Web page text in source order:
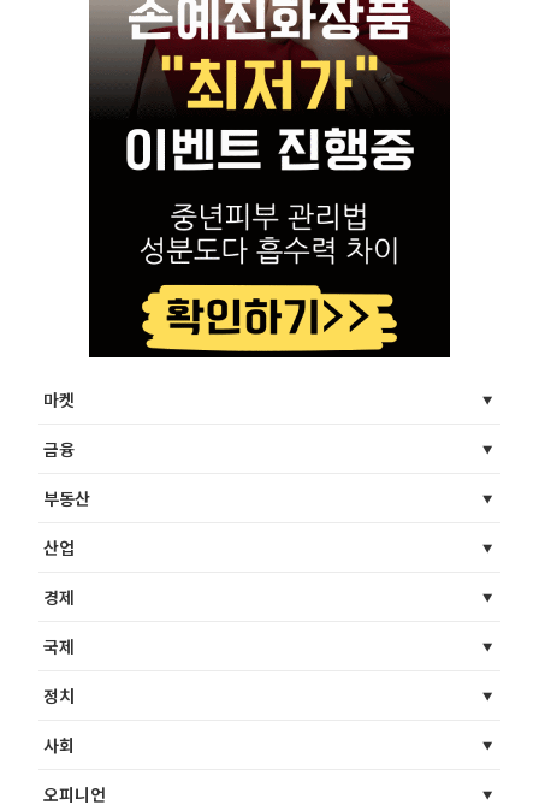
마켓
금융
부동산
산업
경제
국제
정치
사회
오피니언